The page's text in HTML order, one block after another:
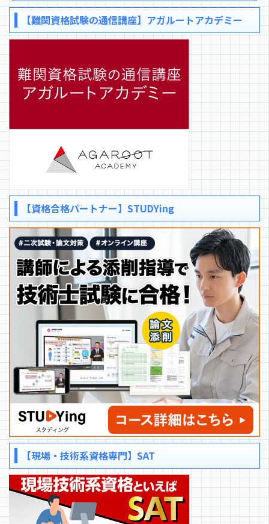
【難関資格試験の通信講座】アガルートアカデミー
【資格合格パートナー】STUDYing
【現場・技術系資格専門】SAT